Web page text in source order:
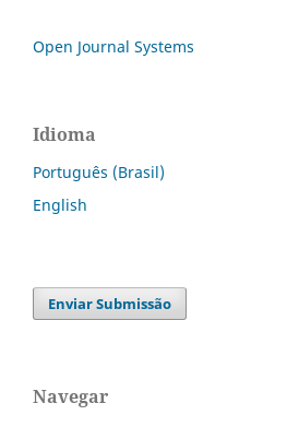
Open Journal Systems
Idioma
Português (Brasil)
English
Enviar Submissão
Navegar